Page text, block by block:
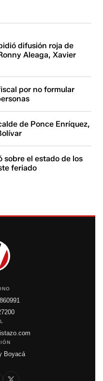
difusión roja de
Aleaga, Xavier
por no formular
de Ponce Enríquez,
sobre el estado de los
feriado
Boyacá